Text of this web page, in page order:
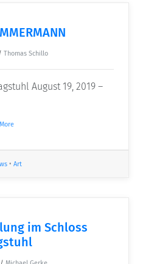
Thomas Schillo
August 19, 2019 –
More
• Art
im Schloss